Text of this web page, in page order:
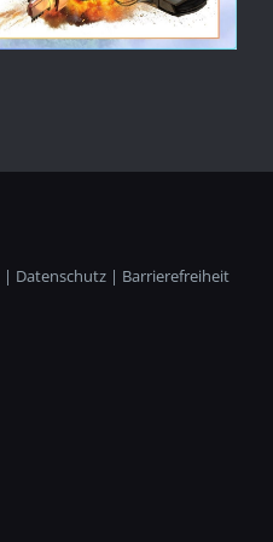
| Datenschutz| Barrierefreiheit